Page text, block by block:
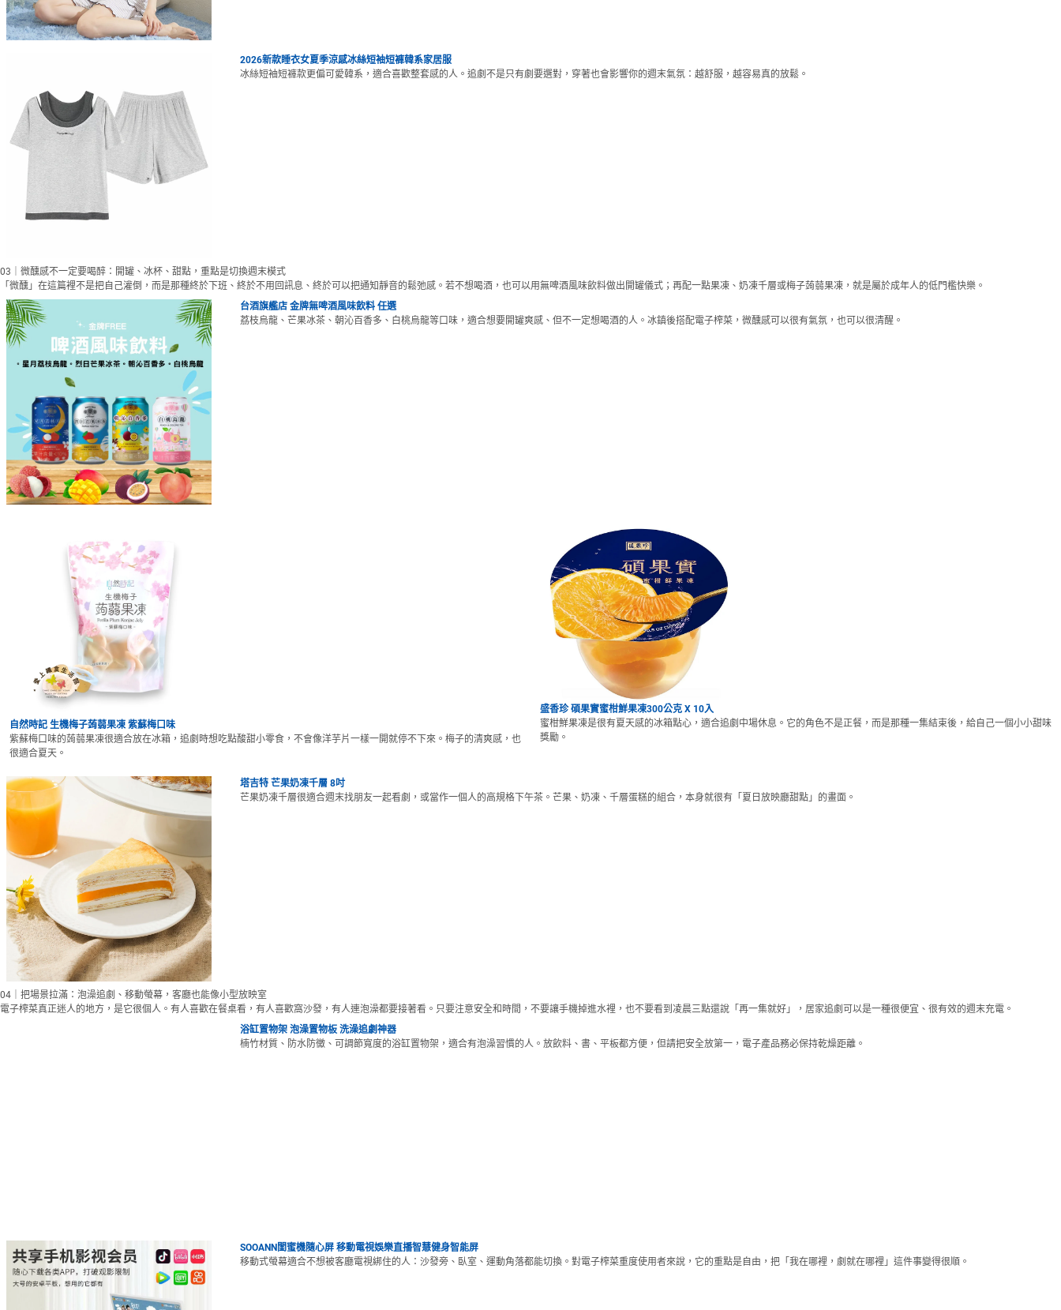
2026新款睡衣女夏季涼感冰絲短袖短褲韓系家居服
冰絲短袖短褲款更偏可愛韓系，適合喜歡整套感的人。追劇不是只有劇要選對，穿著也會影響你的週末氣氛：越舒服，越容易真的放鬆。
03｜微醺感不一定要喝醉：開罐、冰杯、甜點，重點是切換週末模式
「微醺」在這篇裡不是把自己灌倒，而是那種終於下班、終於不用回訊息、終於可以把通知靜音的鬆弛感。若不想喝酒，也可以用無啤酒風味飲料做出開罐儀式；再配一點果凍、奶凍千層或梅子蒟蒻果凍，就是屬於成年人的低門檻快樂。
台酒旗艦店 金牌無啤酒風味飲料 任選
荔枝烏龍、芒果冰茶、朝沁百香多、白桃烏龍等口味，適合想要開罐爽感、但不一定想喝酒的人。冰鎮後搭配電子榨菜，微醺感可以很有氣氛，也可以很清醒。
自然時記 生機梅子蒟蒻果凍 紫蘇梅口味
紫蘇梅口味的蒟蒻果凍很適合放在冰箱，追劇時想吃點酸甜小零食，不會像洋芋片一樣一開就停不下來。梅子的清爽感，也
很適合夏天。
盛香珍 碩果實蜜柑鮮果凍300公克 X 10入
蜜柑鮮果凍是很有夏天感的冰箱點心，適合追劇中場休息。它的角色不是正餐，而是那種一集結束後，給自己一個小小甜味
獎勵。
塔吉特 芒果奶凍千層 8吋
芒果奶凍千層很適合週末找朋友一起看劇，或當作一個人的高規格下午茶。芒果、奶凍、千層蛋糕的組合，本身就很有「夏日放映廳甜點」的畫面。
04｜把場景拉滿：泡澡追劇、移動螢幕，客廳也能像小型放映室
電子榨菜真正迷人的地方，是它很個人。有人喜歡在餐桌看，有人喜歡窩沙發，有人連泡澡都要接著看。只要注意安全和時間，不要讓手機掉進水裡，也不要看到凌晨三點還說「再一集就好」，居家追劇可以是一種很便宜、很有效的週末充電。
浴缸置物架 泡澡置物板 洗澡追劇神器
楠竹材質、防水防黴、可調節寬度的浴缸置物架，適合有泡澡習慣的人。放飲料、書、平板都方便，但請把安全放第一，電子產品務必保持乾燥距離。
SOOANN閨蜜機隨心屏 移動電視娛樂直播智慧健身智能屏
移動式螢幕適合不想被客廳電視綁住的人：沙發旁、臥室、運動角落都能切換。對電子榨菜重度使用者來說，它的重點是自由，把「我在哪裡，劇就在哪裡」這件事變得很順。